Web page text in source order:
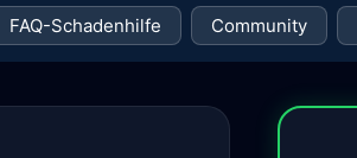
FAQ-Schadenhilfe Community